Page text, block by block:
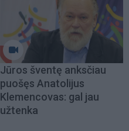
Jūros šventę anksčiau
puošęs Anatolijus
Klemencovas: gal jau
užtenka